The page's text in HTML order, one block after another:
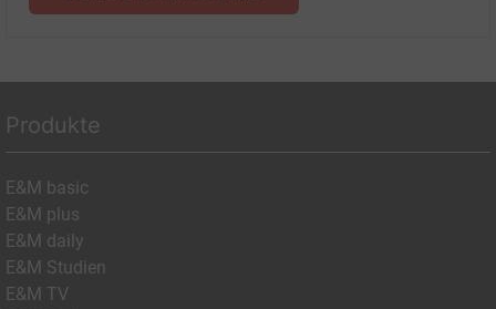
Produkte
E&M basic
E&M plus
E&M daily
E&M Studien
E&M TV